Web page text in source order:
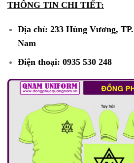
THÔNG TIN CHI TIẾT:
Địa chỉ: 233 Hùng Vương,
Nam
Điện thoại: 0935 530 248